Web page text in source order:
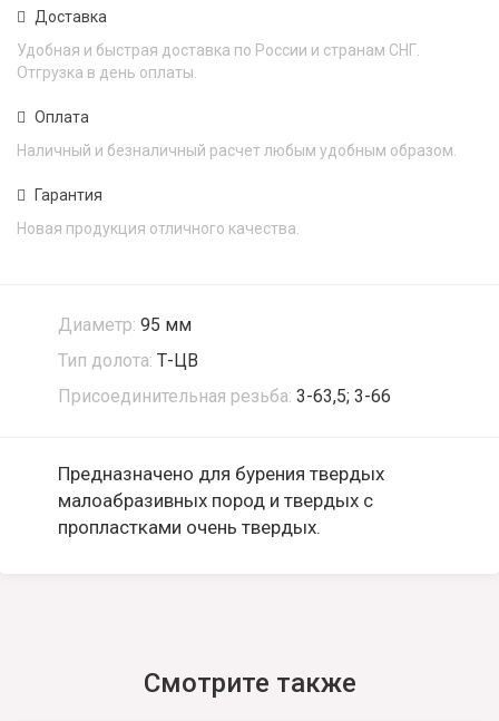
Доставка
Удобная и быстрая доставка по России и странам СНГ.
Отгрузка в день оплаты.
Оплата
Наличный и безналичный расчет любым удобным образом.
Гарантия
Новая продукция отличного качества.
Диаметр:95 мм
Тип долота:Т-ЦВ
Присоединительная резьба:3-63,5; 3-66
Предназначено для бурения твердых
малоабразивных пород и твердых с
пропластками очень твердых.
Смотрите также